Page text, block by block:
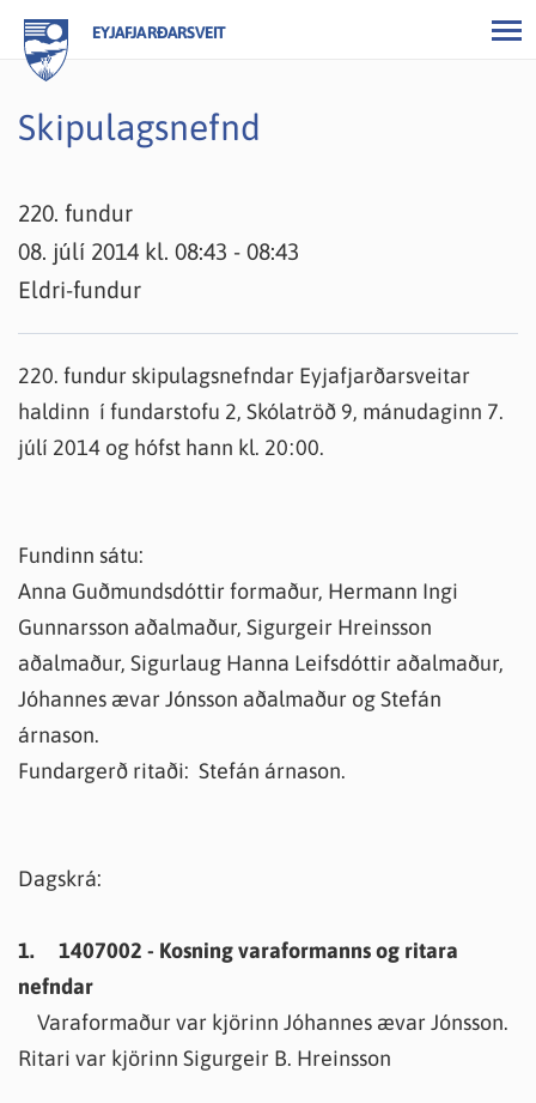
EYJAFJARÐARSVEIT
Skipulagsnefnd
220. fundur
08. júlí 2014 kl. 08:43 - 08:43
Eldri-fundur
220. fundur skipulagsnefndar Eyjafjarðarsveitar
haldinn í fundarstofu 2, Skólatröð 9, mánudaginn 7.
júlí 2014 og hófst hann kl. 20:00.
Fundinn sátu:
Anna Guðmundsdóttir formaður, Hermann Ingi
Gunnarsson aðalmaður, Sigurgeir Hreinsson
aðalmaður, Sigurlaug Hanna Leifsdóttir aðalmaður,
Jóhannes ævar Jónsson aðalmaður og Stefán
árnason.
Fundargerð ritaði: Stefán árnason.
Dagskrá:
1. 1407002 - Kosning varaformanns og ritara
nefndar
Varaformaður var kjörinn Jóhannes ævar Jónsson.
Ritari var kjörinn Sigurgeir B. Hreinsson